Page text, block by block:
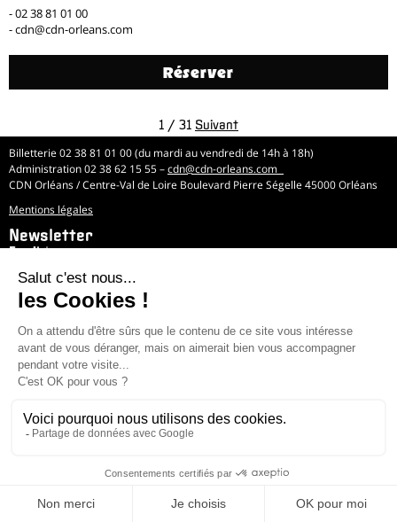
- 02 38 81 01 00
- cdn@cdn-orleans.com
Réserver
1 / 31 Suivant
Billetterie 02 38 81 01 00 (du mardi au vendredi de 14h à 18h)
Administration 02 38 62 15 55 –cdn@cdn-orleans.com
CDN Orléans / Centre-Val de Loire Boulevard Pierre Ségelle 45000 Orléans
Mentions légales
Newsletter
Email*